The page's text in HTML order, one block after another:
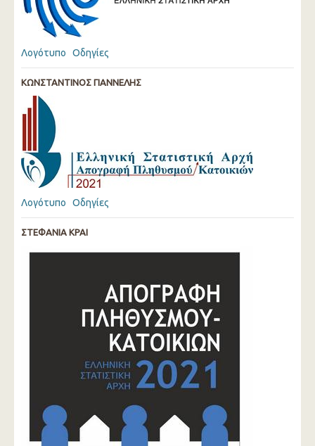
Λογότυπο Οδηγίες
ΚΩΝΣΤΑΝΤΙΝΟΣ ΓΙΑΝΝΕΛΗΣ
Λογότυπο Οδηγίες
ΣΤΕΦΑΝΙΑ ΚΡΑΙ